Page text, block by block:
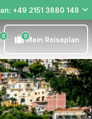
+49 2151 3880 148
0 0Mein Reiseplan